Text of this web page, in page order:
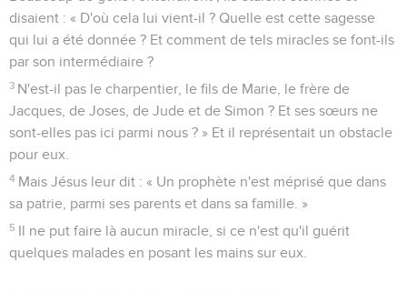
disaient : « D'où cela lui vient-il ? Quelle est cette sagesse
qui lui a été donnée ? Et comment de tels miracles se font-ils
par son intermédiaire ?
3 N'est-il pas le charpentier, le fils de Marie, le frère de
Jacques, de Joses, de Jude et de Simon ? Et ses sœurs ne
sont-elles pas ici parmi nous ? » Et il représentait un obstacle
pour eux.
4 Mais Jésus leur dit : « Un prophète n'est méprisé que dans
sa patrie, parmi ses parents et dans sa famille. »
5 Il ne put faire là aucun miracle, si ce n'est qu'il guérit
quelques malades en posant les mains sur eux.